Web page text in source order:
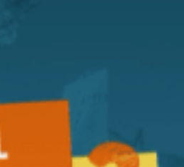
su Cuarto Encuentro de
de Cocineras Tradicionales
al 56.º Foro Global de
de hidrógeno verde en un hotel
en IMPACT 510: El Día del